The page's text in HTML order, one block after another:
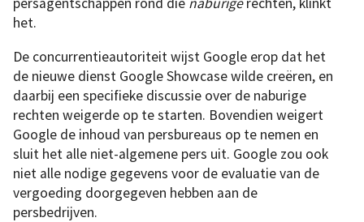
het.
De concurrentieautoriteit wijst Google erop dat het
de nieuwe dienst Google Showcase wilde creëren, en
daarbij een specifieke discussie over de naburige
rechten weigerde op te starten. Bovendien weigert
Google de inhoud van persbureaus op te nemen en
sluit het alle niet-algemene pers uit. Google zou ook
niet alle nodige gegevens voor de evaluatie van de
vergoeding doorgegeven hebben aan de
persbedrijven.